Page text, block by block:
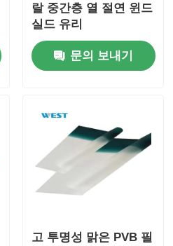
랄 중간층 열 절연 윈드
실드 유리
문의 보내기
고 투명성 맑은 PVB 필